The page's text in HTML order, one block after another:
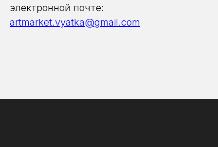
электронной почте:
artmarket.vyatka@gmail.com